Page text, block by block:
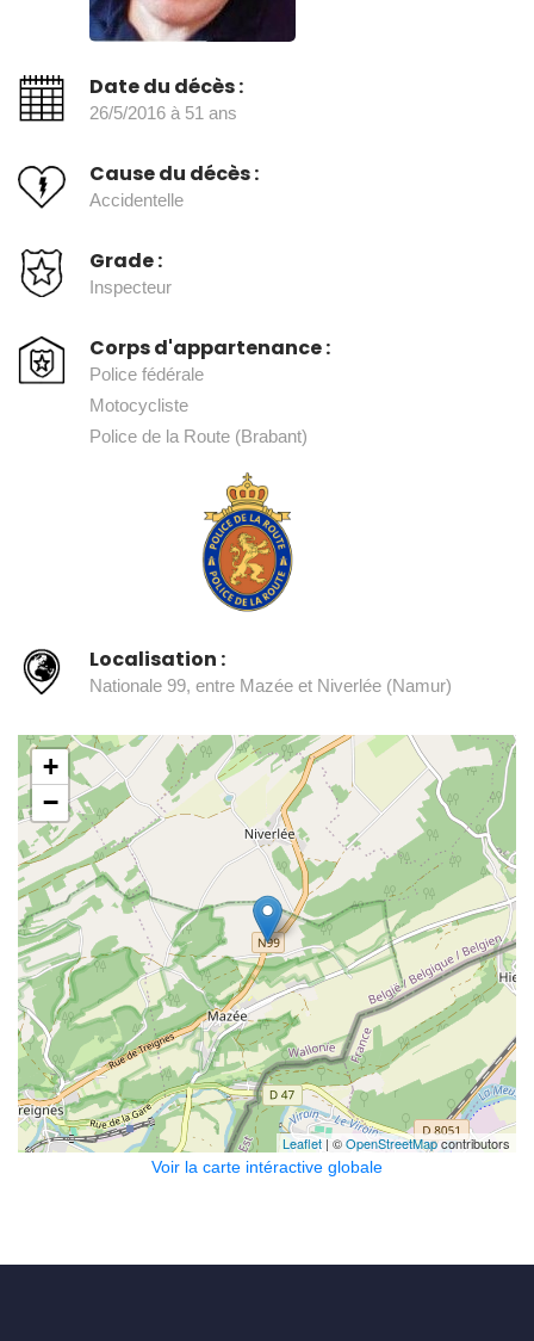
Date du décès :
26/5/2016 à 51 ans
Cause du décès :
Accidentelle
Grade :
Inspecteur
Corps d'appartenance :
Police fédérale
Motocycliste
Police de la Route (Brabant)
Localisation :
Nationale 99, entre Mazée et Niverlée (Namur)
+
−
Leaflet| ©OpenStreetMapcontributors
Voir la carte intéractive globale